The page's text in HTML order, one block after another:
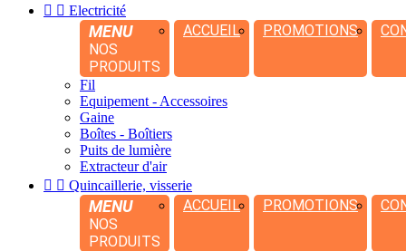
  Electricité
MENU
NOS
PRODUITS
ACCUEIL PROMOTIONS
Fil
Equipement - Accessoires
Gaine
Boîtes - Boîtiers
Puits de lumière
Extracteur d'air
  Quincaillerie, visserie
MENU
NOS
PRODUITS
ACCUEIL PROMOTIONS